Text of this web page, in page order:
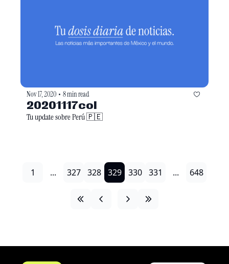
Nov 17, 2020 • 8 min read
20201117col
Tu update sobre Perú 🇵🇪
1 ... 327 328 329 330 331 ... 648